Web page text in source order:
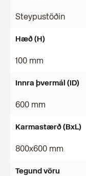
Steypustöðin
Hæð (H)
100 mm
Innra þvermál (ID)
600 mm
Karmastærð (BxL)
800x600 mm
Tegund vöru